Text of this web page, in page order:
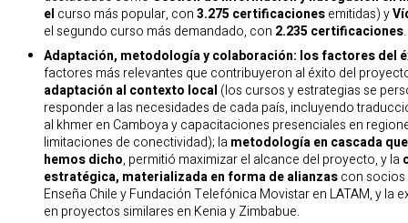
el curso más popular, con3.275 certificacionesemitidas) y
el segundo curso más demandado, con 2.235 certificaciones.
Adaptación, metodología y colaboración: los factores del
factores más relevantes que contribuyeron al éxito del
adaptación al contexto local (los cursos y estrategias se
responder a las necesidades de cada país, incluyendo
al khmer en Camboya y capacitaciones presenciales en
limitaciones de conectividad); la metodología en cascada
hemos dicho, permitió maximizar el alcance del proyecto, y la
estratégica, materializada en forma de alianzascon
Enseña Chile y Fundación Telefónica Movistar en LATAM, y la
en proyectos similares en Kenia y Zimbabue.